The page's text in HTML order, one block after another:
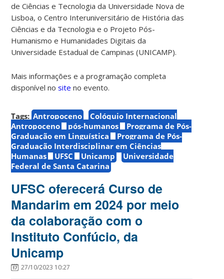
de Ciências e Tecnologia da Universidade Nova de
Lisboa, o Centro Interuniversitário de História das
Ciências e da Tecnologia e o Projeto Pós-
Humanismo e Humanidades Digitais da
Universidade Estadual de Campinas (UNICAMP).
Mais informações e a programação completa
disponível nosite no evento.
Tags: Antropoceno
Colóquio Internacional
Antropoceno
pós-humanos
Programa de Pós-
Graduação em Linguística
Programa de Pós-
Graduação Interdisciplinar em Ciências
Humanas
UFSC Unicamp
Universidade
Federal de Santa Catarina
UFSC oferecerá Curso de
Mandarim em 2024 por meio
da colaboração com o
Instituto Confúcio, da
Unicamp
27/10/2023 10:27